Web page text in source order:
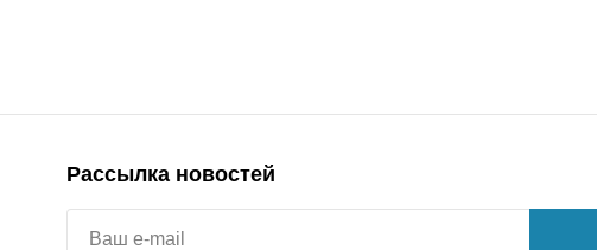
Рассылка новостей